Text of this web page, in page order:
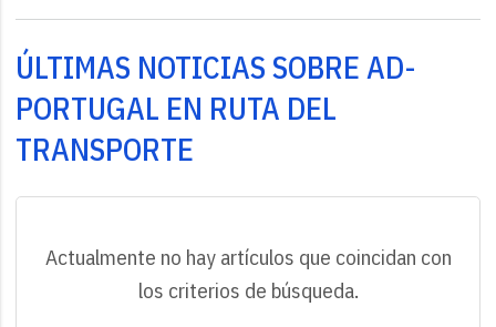
ÚLTIMAS NOTICIAS SOBRE AD-
PORTUGAL EN RUTA DEL
TRANSPORTE
Actualmente no hay artículos que coincidan con
los criterios de búsqueda.